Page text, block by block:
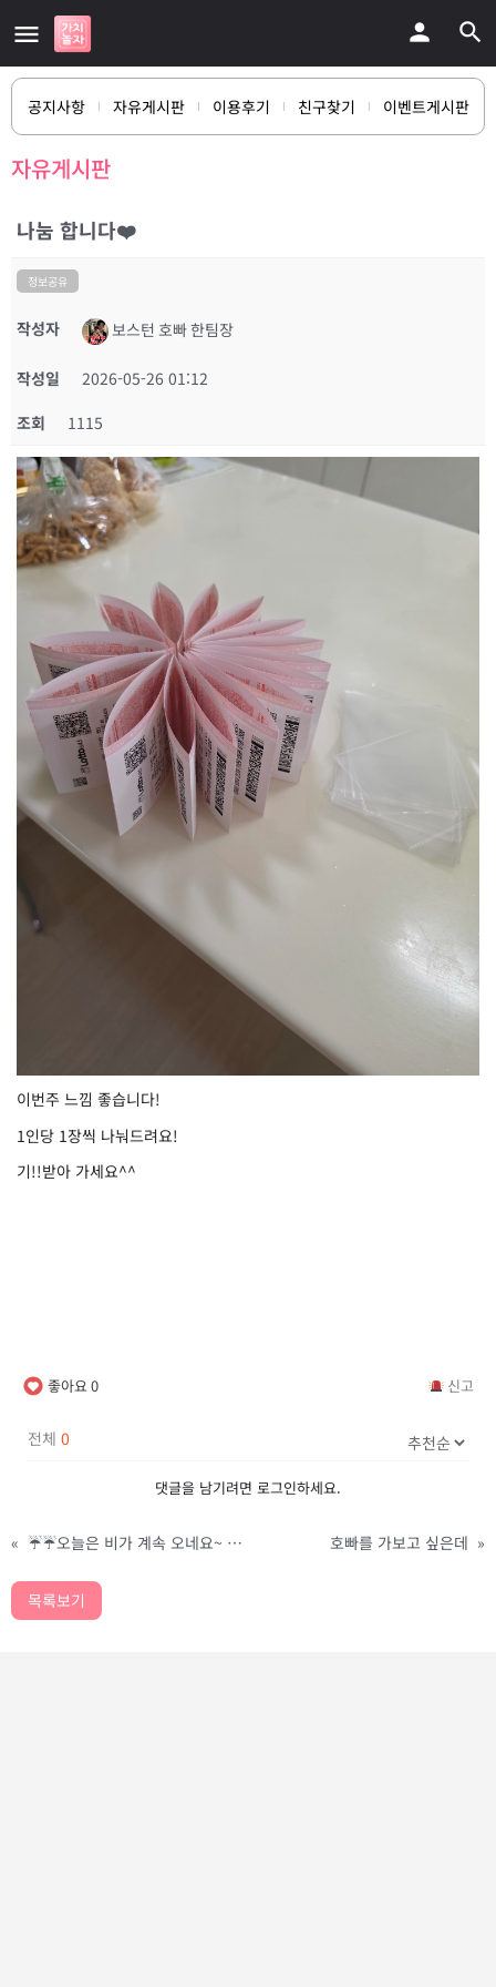
공지사항 자유게시판 이용후기 친구찾기 이벤트게시판
자유게시판
나눔 합니다❤️
정보공유
작성자 보스턴 호빠 한팀장
작성일
2026-05-26 01:12
조회
1115
이번주 느낌 좋습니다!
1인당 1장씩 나눠드려요!
기!!받아 가세요^^
좋아요0 신고
전체 0
댓글을 남기려면 로그인하세요.
« ☔️☔️오늘은 비가 계속 오네요~ ☔️☔️ 호빠를 가보고 싶은데 »
목록보기